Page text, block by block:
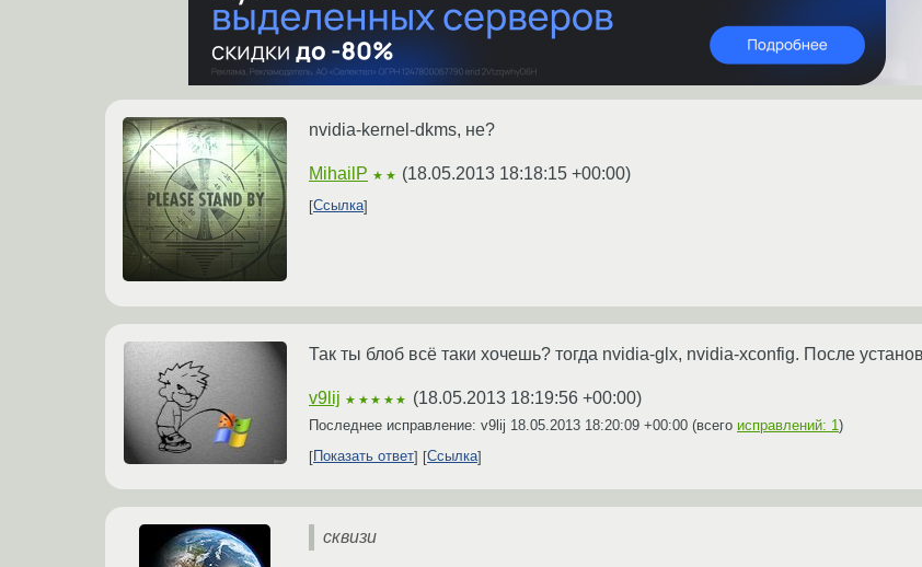
nvidia-kernel-dkms, не?
MihailP ★★ (18.05.2013 18:18:15 +00:00)
Ссылка
Так ты блоб всё таки хочешь? тогда nvidia-glx, nvidia-xconfig. После
v9lij ★★★★★ (18.05.2013 18:19:56 +00:00)
Последнее исправление: v9lij 18.05.2013 18:20:09 +00:00 (всего исправлений: 1 )
Показать ответ
Ссылка
сквизи